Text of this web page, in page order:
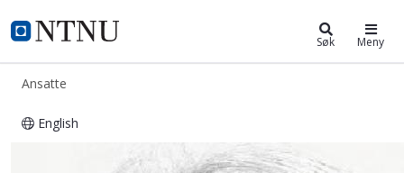
NTNU Hjemmeside
ntnu.no Søk Meny
Ansatte
English
Marte Skarland